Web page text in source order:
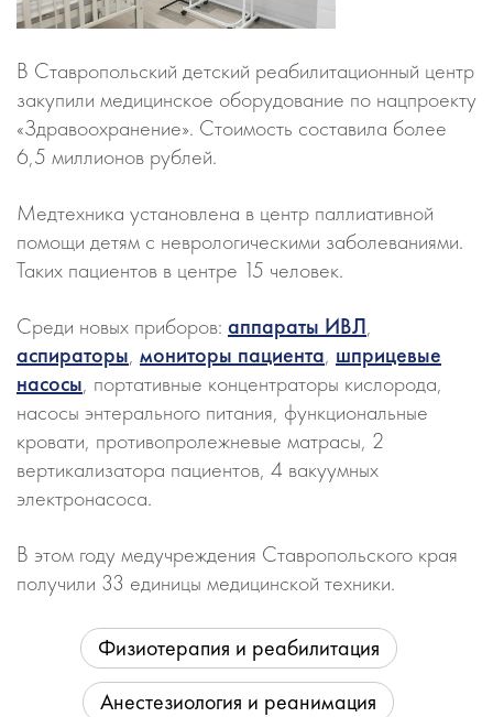
В Ставропольский детский реабилитационный центр
закупили медицинское оборудование по нацпроекту
«Здравоохранение». Стоимость составила более
6,5 миллионов рублей.
Медтехника установлена в центр паллиативной
помощи детям с неврологическими заболеваниями.
Таких пациентов в центре 15 человек.
Среди новых приборов: аппараты ИВЛ,
аспираторы, мониторы пациента, шприцевые
насосы, портативные концентраторы кислорода,
насосы энтерального питания, функциональные
кровати, противопролежневые матрасы, 2
вертикализатора пациентов, 4 вакуумных
электронасоса.
В этом году медучреждения Ставропольского края
получили 33 единицы медицинской техники.
Физиотерапия и реабилитация
Анестезиология и реанимация